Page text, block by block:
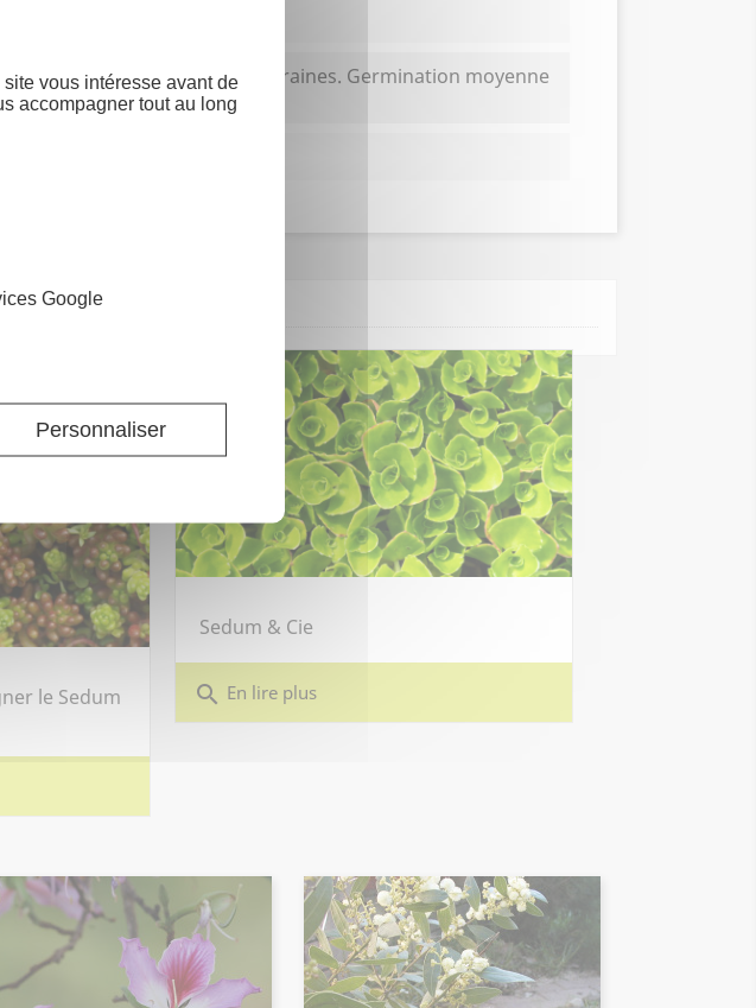
site vous intéresse avant de
accompagner tout au long
Google
Personnaliser
sachet contient environ 4500 graines. Germination moyenne
en laboratoire.
le Sedum
Sedum & Cie
search En lire plus